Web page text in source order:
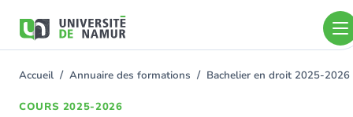
contenu
You
Accueil Annuaire des formations Bachelier en droit 2025-2026
COURS 2025-2026